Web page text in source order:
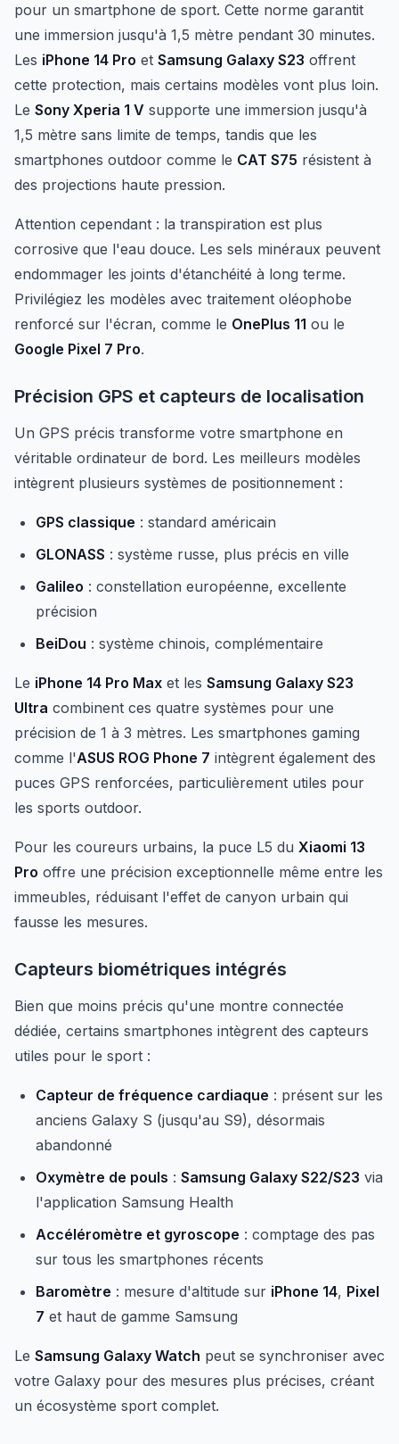
pour un smartphone de sport. Cette norme garantit
une immersion jusqu'à 1,5 mètre pendant 30 minutes.
Les iPhone 14 Pro et Samsung Galaxy S23 offrent
cette protection, mais certains modèles vont plus loin.
Le Sony Xperia 1 V supporte une immersion jusqu'à
1,5 mètre sans limite de temps, tandis que les
smartphones outdoor comme le CAT S75 résistent à
des projections haute pression.
Attention cependant : la transpiration est plus
corrosive que l'eau douce. Les sels minéraux peuvent
endommager les joints d'étanchéité à long terme.
Privilégiez les modèles avec traitement oléophobe
renforcé sur l'écran, comme le OnePlus 11 ou le
Google Pixel 7 Pro.
Précision GPS et capteurs de localisation
Un GPS précis transforme votre smartphone en
véritable ordinateur de bord. Les meilleurs modèles
intègrent plusieurs systèmes de positionnement :
GPS classique : standard américain
GLONASS : système russe, plus précis en ville
Galileo : constellation européenne, excellente
précision
BeiDou : système chinois, complémentaire
Le iPhone 14 Pro Max et les Samsung Galaxy S23
Ultra combinent ces quatre systèmes pour une
précision de 1 à 3 mètres. Les smartphones gaming
comme l'ASUS ROG Phone 7 intègrent également des
puces GPS renforcées, particulièrement utiles pour
les sports outdoor.
Pour les coureurs urbains, la puce L5 du Xiaomi 13
Pro offre une précision exceptionnelle même entre les
immeubles, réduisant l'effet de canyon urbain qui
fausse les mesures.
Capteurs biométriques intégrés
Bien que moins précis qu'une montre connectée
dédiée, certains smartphones intègrent des capteurs
utiles pour le sport :
Capteur de fréquence cardiaque : présent sur les
anciens Galaxy S (jusqu'au S9), désormais
abandonné
Oxymètre de pouls : Samsung Galaxy S22/S23 via
l'application Samsung Health
Accéléromètre et gyroscope : comptage des pas
sur tous les smartphones récents
Baromètre : mesure d'altitude sur iPhone 14, Pixel
7 et haut de gamme Samsung
Le Samsung Galaxy Watch peut se synchroniser avec
votre Galaxy pour des mesures plus précises, créant
un écosystème sport complet.